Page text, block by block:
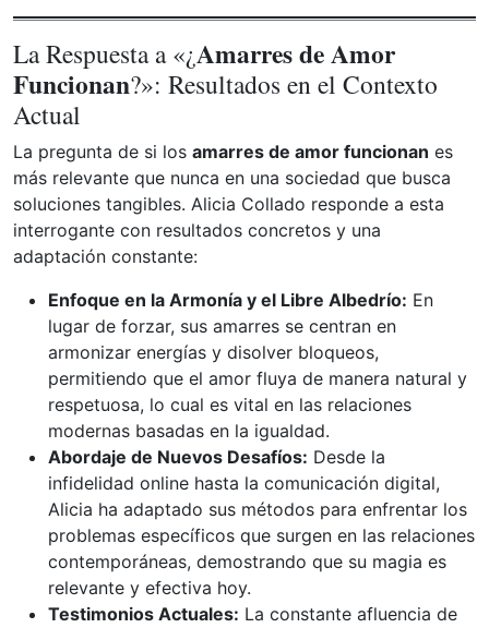
La Respuesta a «¿Amarres de Amor
Funcionan?»: Resultados en el Contexto
Actual
La pregunta de si los amarres de amor funcionan es
más relevante que nunca en una sociedad que busca
soluciones tangibles. Alicia Collado responde a esta
interrogante con resultados concretos y una
adaptación constante:
Enfoque en la Armonía y el Libre Albedrío: En
lugar de forzar, sus amarres se centran en
armonizar energías y disolver bloqueos,
permitiendo que el amor fluya de manera natural y
respetuosa, lo cual es vital en las relaciones
modernas basadas en la igualdad.
Abordaje de Nuevos Desafíos: Desde la
infidelidad online hasta la comunicación digital,
Alicia ha adaptado sus métodos para enfrentar los
problemas específicos que surgen en las relaciones
contemporáneas, demostrando que su magia es
relevante y efectiva hoy.
Testimonios Actuales: La constante afluencia de